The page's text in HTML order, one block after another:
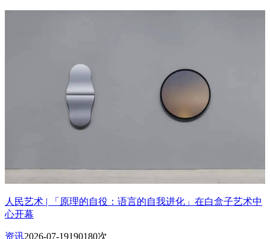
人民艺术 | 「原理的自役：语言的自我进化」在白盒子艺术中
心开幕
资讯2026-07-19190180次